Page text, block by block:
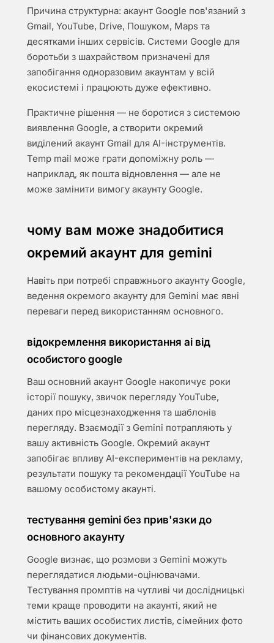
Причина структурна: акаунт Google пов'язаний з
Gmail, YouTube, Drive, Пошуком, Maps та
десятками інших сервісів. Системи Google для
боротьби з шахрайством призначені для
запобігання одноразовим акаунтам у всій
екосистемі і працюють дуже ефективно.
Практичне рішення — не боротися з системою
виявлення Google, а створити окремий
виділений акаунт Gmail для AI-інструментів.
Temp mail може грати допоміжну роль —
наприклад, як пошта відновлення — але не
може замінити вимогу акаунту Google.
чому вам може знадобитися
окремий акаунт для gemini
Навіть при потребі справжнього акаунту Google,
ведення окремого акаунту для Gemini має явні
переваги перед використанням основного.
відокремлення використання ai від
особистого google
Ваш основний акаунт Google накопичує роки
історії пошуку, звичок перегляду YouTube,
даних про місцезнаходження та шаблонів
перегляду. Взаємодії з Gemini потрапляють у
вашу активність Google. Окремий акаунт
запобігає впливу AI-експериментів на рекламу,
результати пошуку та рекомендації YouTube на
вашому особистому акаунті.
тестування gemini без прив'язки до
основного акаунту
Google визнає, що розмови з Gemini можуть
переглядатися людьми-оцінювачами.
Тестування промптів на чутливі чи дослідницькі
теми краще проводити на акаунті, який не
містить ваших особистих листів, сімейних фото
чи фінансових документів.